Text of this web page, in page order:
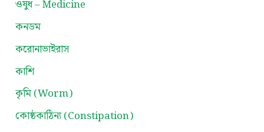
ওষুধ – Medicine
কনডম
করোনাভাইরাস
কাশি
কৃমি (Worm)
কোষ্ঠকাঠিন্য (Constipation)